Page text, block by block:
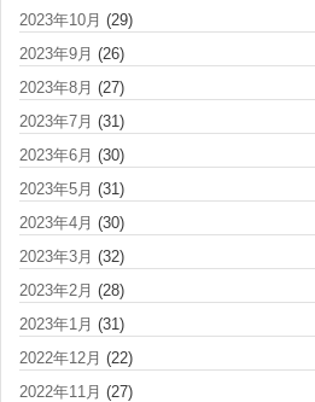
2023年10月 (29)
2023年9月 (26)
2023年8月 (27)
2023年7月 (31)
2023年6月 (30)
2023年5月 (31)
2023年4月 (30)
2023年3月 (32)
2023年2月 (28)
2023年1月 (31)
2022年12月 (22)
2022年11月 (27)